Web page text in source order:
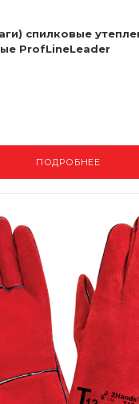
спилковые
ProfLineLeader
ПОДРОБНЕЕ